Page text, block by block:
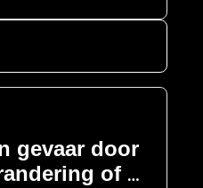
gevaar door
of